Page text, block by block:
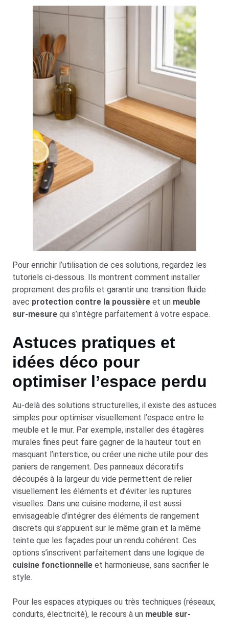
Pour enrichir l’utilisation de ces solutions, regardez les
tutoriels ci-dessous. Ils montrent comment installer
proprement des profils et garantir une transition fluide
avec protection contre la poussière et un meuble
sur-mesure qui s’intègre parfaitement à votre espace.
Astuces pratiques et
idées déco pour
optimiser l’espace perdu
Au-delà des solutions structurelles, il existe des astuces
simples pour optimiser visuellement l’espace entre le
meuble et le mur. Par exemple, installer des étagères
murales fines peut faire gagner de la hauteur tout en
masquant l’interstice, ou créer une niche utile pour des
paniers de rangement. Des panneaux décoratifs
découpés à la largeur du vide permettent de relier
visuellement les éléments et d’éviter les ruptures
visuelles. Dans une cuisine moderne, il est aussi
envisageable d’intégrer des éléments de rangement
discrets qui s’appuient sur le même grain et la même
teinte que les façades pour un rendu cohérent. Ces
options s’inscrivent parfaitement dans une logique de
cuisine fonctionnelle et harmonieuse, sans sacrifier le
style.
Pour les espaces atypiques ou très techniques (réseaux,
conduits, électricité), le recours à un meuble sur-